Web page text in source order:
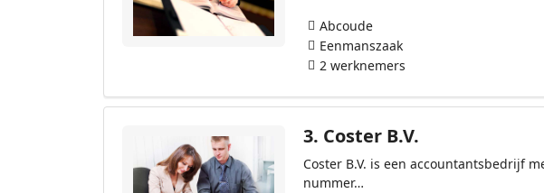
Abcoude
Eenmanszaak
2 werknemers
3. Coster B.V.
Coster B.V. is een accountantsbedrijf
nummer…